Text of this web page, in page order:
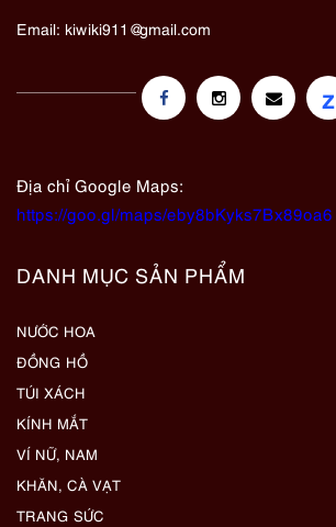
Email: kiwiki911@gmail.com
z
Địa chỉ Google Maps:
https://goo.gl/maps/eby8bKyks7Bx89oa6
DANH MỤC SẢN PHẨM
NƯỚC HOA
ĐỒNG HỒ
TÚI XÁCH
KÍNH MẮT
VÍ NỮ, NAM
KHĂN, CÀ VẠT
TRANG SỨC